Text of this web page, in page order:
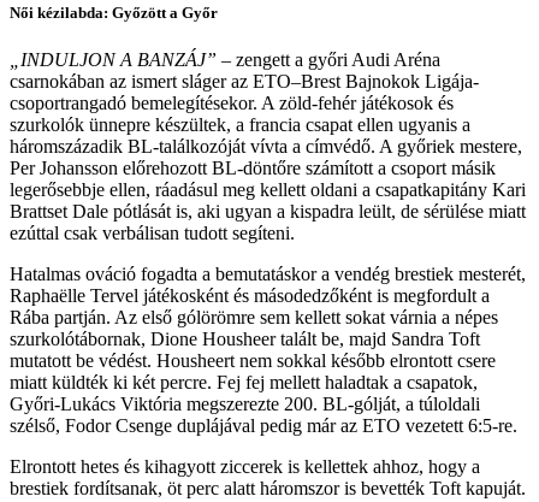
Női kézilabda: Győzött a Győr
„INDULJON A BANZÁJ” – zengett a győri Audi Aréna
csarnokában az ismert sláger az ETO–Brest Bajnokok Ligája-
csoportrangadó bemelegítésekor. A zöld-fehér játékosok és
szurkolók ünnepre készültek, a francia csapat ellen ugyanis a
háromszázadik BL-találkozóját vívta a címvédő. A győriek mestere,
Per Johansson előrehozott BL-döntőre számított a csoport másik
legerősebbje ellen, ráadásul meg kellett oldani a csapatkapitány Kari
Brattset Dale pótlását is, aki ugyan a kispadra leült, de sérülése miatt
ezúttal csak verbálisan tudott segíteni.
Hatalmas ováció fogadta a bemutatáskor a vendég brestiek mesterét,
Raphaëlle Tervel játékosként és másodedzőként is megfordult a
Rába partján. Az első gólörömre sem kellett sokat várnia a népes
szurkolótábornak, Dione Housheer talált be, majd Sandra Toft
mutatott be védést. Housheert nem sokkal később elrontott csere
miatt küldték ki két percre. Fej fej mellett haladtak a csapatok,
Győri-Lukács Viktória megszerezte 200. BL-gólját, a túloldali
szélső, Fodor Csenge duplájával pedig már az ETO vezetett 6:5-re.
Elrontott hetes és kihagyott ziccerek is kellettek ahhoz, hogy a
brestiek fordítsanak, öt perc alatt háromszor is bevették Toft kapuját.